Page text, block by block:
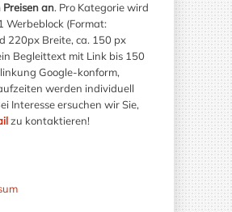
an. Pro Kategorie wird
Werbeblock (Format:
220px Breite, ca. 150 px
Begleittext mit Link bis 150
Google-konform,
werden individuell
Interesse ersuchen wir Sie,
zu kontaktieren!